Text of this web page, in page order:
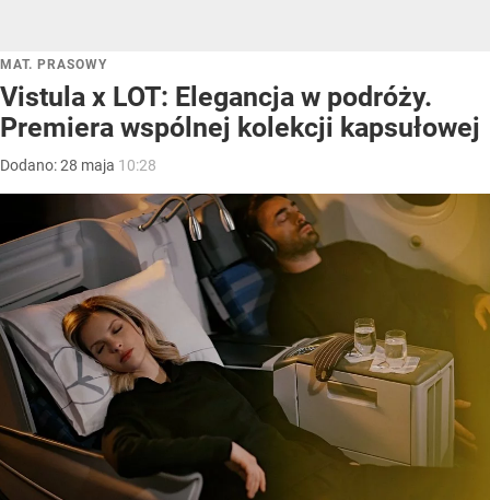
MAT. PRASOWY
Vistula x LOT: Elegancja w podróży.
Premiera wspólnej kolekcji kapsułowej
Dodano:28 maja 10:28